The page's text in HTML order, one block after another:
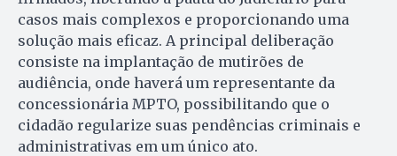
casos mais complexos e proporcionando uma
solução mais eficaz. A principal deliberação
consiste na implantação de mutirões de
audiência, onde haverá um representante da
concessionária MPTO, possibilitando que o
cidadão regularize suas pendências criminais e
administrativas em um único ato.